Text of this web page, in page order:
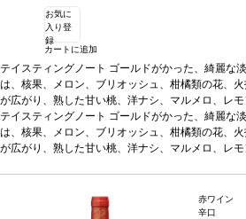
お気に
入り登
録
カートに追加
テイスティングノート ゴールドがかった、綺麗な
は、核果、メロン、ブリオッシュ、柑橘類の花、
が広がり、熟した甘い桃、洋ナシ、マルメロ、レ
が感じられる。素晴らしくバランスが取れていて
長い余韻のフィニッシュが続く。合う料理グリル
ト野菜、山羊のチーズやグリュイエールなどと好
テイスティングノート ゴールドがかった、綺麗な
は、核果、メロン、ブリオッシュ、柑橘類の花、
が広がり、熟した甘い桃、洋ナシ、マルメロ、レ
ト野菜、山羊のチーズやグリュイエールなどと好
シャルドネサスティナブル認証SWNZ認
赤ワイン
辛口